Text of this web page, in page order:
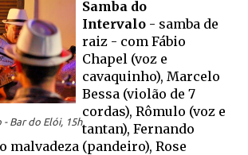
Bar do Elói, 15h
Samba do
Intervalo - samba de
raiz - com Fábio
Chapel (voz e
cavaquinho), Marcelo
Bessa (violão de 7
cordas), Rômulo (voz e
tantan), Fernando
malvadeza (pandeiro), Rose